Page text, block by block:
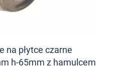
na płytce czarne
h-65mm z hamulcem